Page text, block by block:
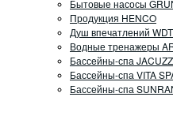
Бытовые насосы
Продукция HENCO
Душ впечатлений WDT
Водные тренажеры
Бассейны-спа
Бассейны-спа VITA
Бассейны-спа